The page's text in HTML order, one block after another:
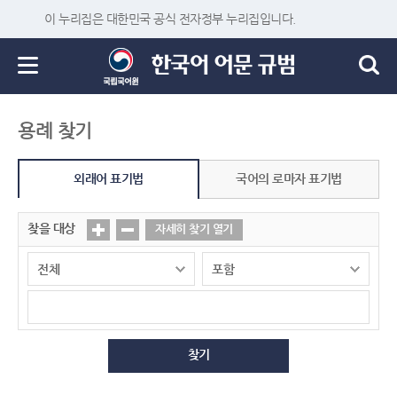
이 누리집은 대한민국 공식 전자정부 누리집입니다.
용례 찾기
외래어 표기법 국어의 로마자 표기법
찾을 대상 자세히 찾기 열기
찾기